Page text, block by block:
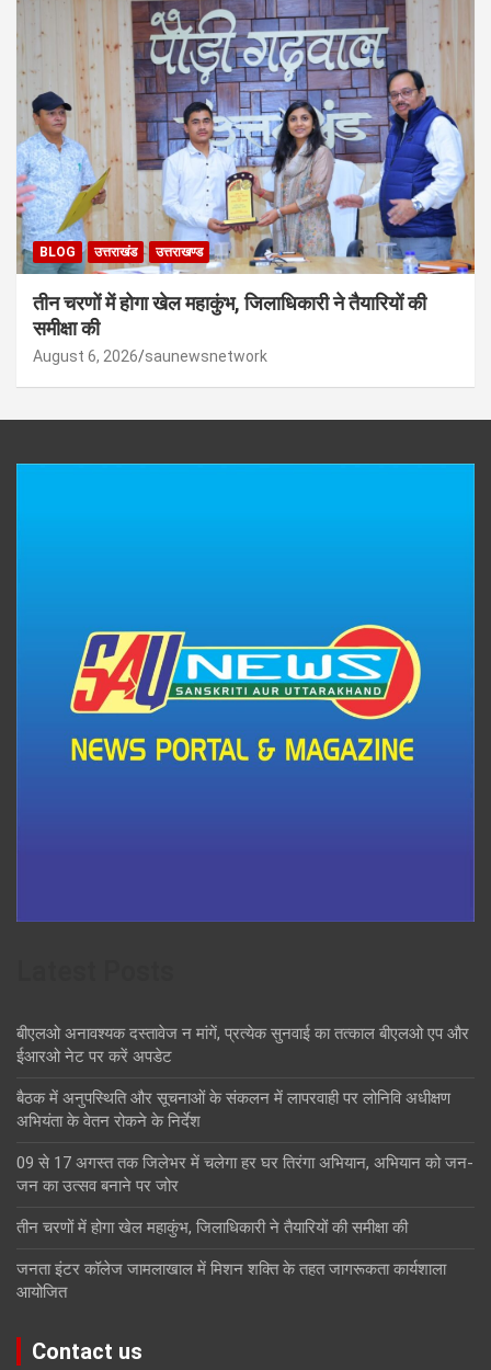
BLOG उत्तराखंड उत्तराखण्ड
तीन चरणों में होगा खेल महाकुंभ, जिलाधिकारी ने तैयारियों की
समीक्षा की
August 6, 2026 saunewsnetwork
बीएलओ अनावश्यक दस्तावेज न मांगें, प्रत्येक सुनवाई का तत्काल बीएलओ एप और
ईआरओ नेट पर करें अपडेट
बैठक में अनुपस्थिति और सूचनाओं के संकलन में लापरवाही पर लोनिवि अधीक्षण
अभियंता के वेतन रोकने के निर्देश
09 से 17 अगस्त तक जिलेभर में चलेगा हर घर तिरंगा अभियान, अभियान को जन-
जन का उत्सव बनाने पर जोर
तीन चरणों में होगा खेल महाकुंभ, जिलाधिकारी ने तैयारियों की समीक्षा की
जनता इंटर कॉलेज जामलाखाल में मिशन शक्ति के तहत जागरूकता कार्यशाला
आयोजित
Contact us